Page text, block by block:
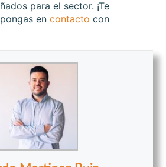
para el sector. ¡Te
encontacto con